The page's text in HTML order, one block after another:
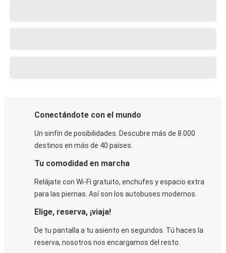
Conectándote con el mundo
Un sinfín de posibilidades. Descubre más de 8.000
destinos en más de 40 países.
Tu comodidad en marcha
Relájate con Wi-Fi gratuito, enchufes y espacio extra
para las piernas. Así son los autobuses modernos.
Elige, reserva, ¡viaja!
De tu pantalla a tu asiento en segundos. Tú haces la
reserva, nosotros nos encargamos del resto.